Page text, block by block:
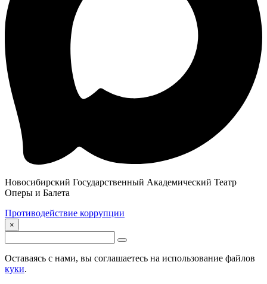
Новосибирский Государственный Академический Театр
Оперы и Балета
Противодействие коррупции
×
Оставаясь с нами, вы соглашаетесь на использование файлов
куки.